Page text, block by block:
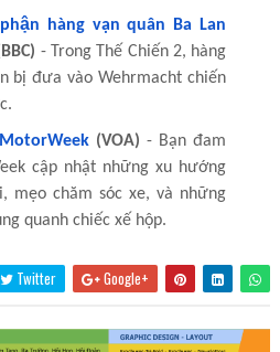
hàng vạn quân Ba Lan
- Trong Thế Chiến 2, hàng
bị đưa vào Wehrmacht chiến
(VOA) - Bạn đam
cập nhật những xu hướng
mẹo chăm sóc xe, và những
quanh chiếc xế hộp.
Twitter Google+